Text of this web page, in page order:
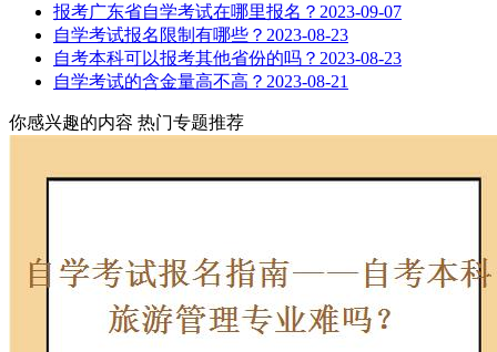
报考广东省自学考试在哪里报名？ 2023-09-07
自学考试报名限制有哪些？ 2023-08-23
自考本科可以报考其他省份的吗？ 2023-08-23
自学考试的含金量高不高？ 2023-08-21
你感兴趣的内容 热门专题推荐